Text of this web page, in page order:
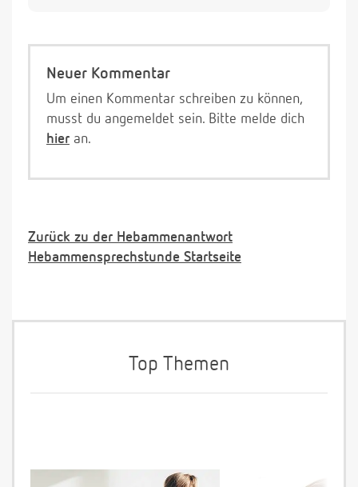
Neuer Kommentar
Um einen Kommentar schreiben zu können,
musst du angemeldet sein. Bitte melde dich
hier an.
Zurück zu der Hebammenantwort
Hebammensprechstunde Startseite
Top Themen